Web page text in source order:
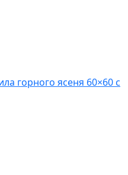
горного ясеня 60×60 с